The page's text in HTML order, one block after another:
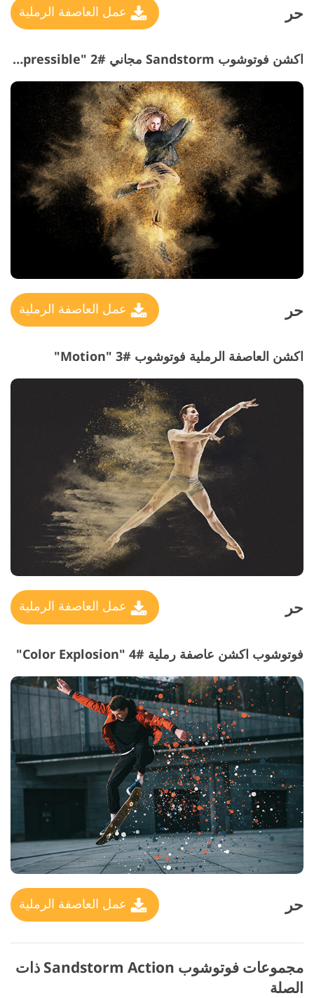
حر عمل العاصفة الرملية
اكشن فوتوشوب Sandstorm مجاني #2 "Irrepressible"
حر عمل العاصفة الرملية
اكشن العاصفة الرملية فوتوشوب #3 "Motion"
حر عمل العاصفة الرملية
فوتوشوب اكشن عاصفة رملية #4 "Color Explosion"
حر عمل العاصفة الرملية
مجموعات فوتوشوب Sandstorm Action ذات
الصلة